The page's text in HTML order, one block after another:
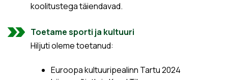
koolitustega täiendavad.
Toetame sporti ja kultuuri
Hiljuti oleme toetanud:
Euroopa kultuuripealinn Tartu 2024